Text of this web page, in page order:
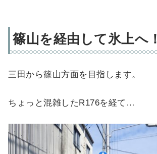
篠山を経由して氷上へ！
三田から篠山方面を目指します。
ちょっと混雑したR176を経て…